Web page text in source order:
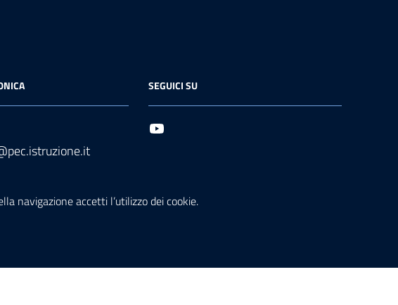
navigazione accetti l’utilizzo dei cookie.
SEGUICI SU